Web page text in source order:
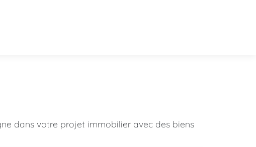
dans votre projet immobilier avec des biens